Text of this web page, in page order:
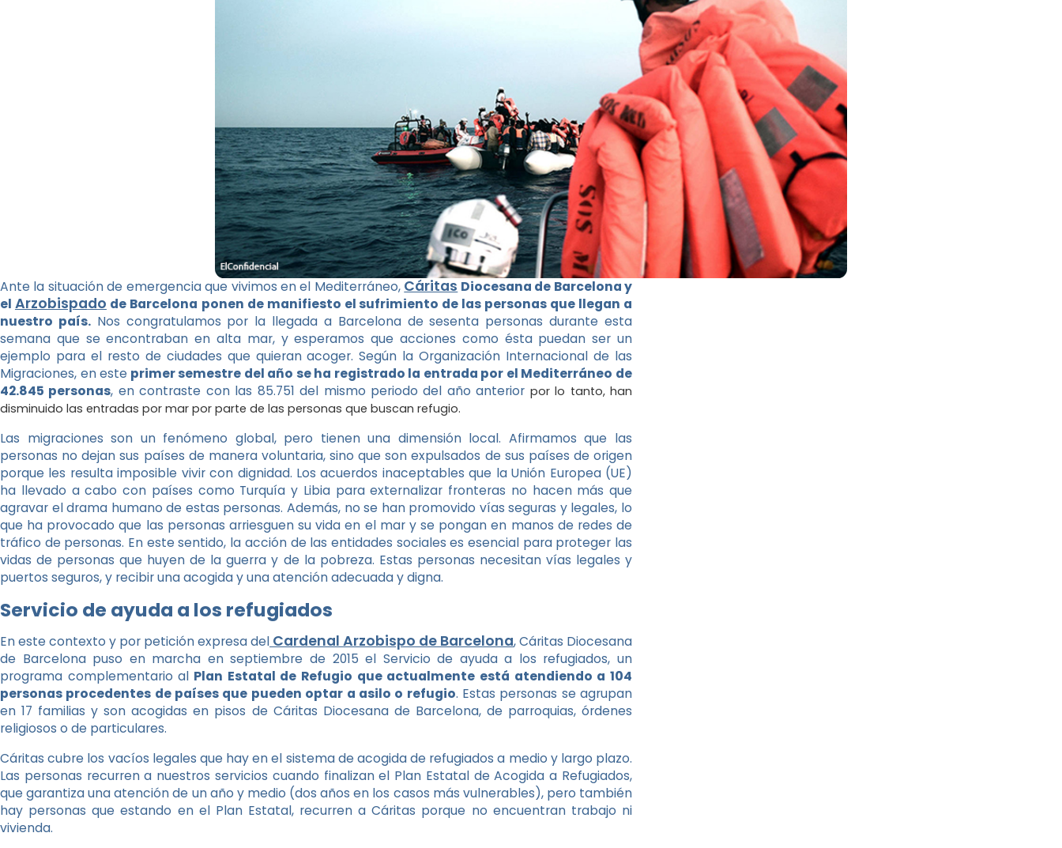
Ante la situación de emergencia que vivimos en el Mediterráneo, Cáritas Diocesana de Barcelona y
el Arzobispado de Barcelona ponen de manifiesto el sufrimiento de las personas que llegan a
nuestro país.Nos congratulamos por la llegada a Barcelona de sesenta personas durante esta
semana que se encontraban en alta mar, y esperamos que acciones como ésta puedan ser un
ejemplo para el resto de ciudades que quieran acoger. Según la Organización Internacional de las
Migraciones, en este primer semestre del año se ha registrado la entrada por el Mediterráneo de
42.845 personas, en contraste con las 85.751 del mismo periodo del año anterior por lo tanto, han
disminuido las entradas por mar por parte de las personas que buscan refugio.
Las migraciones son un fenómeno global, pero tienen una dimensión local. Afirmamos que las
personas no dejan sus países de manera voluntaria, sino que son expulsados de sus países de origen
porque les resulta imposible vivir con dignidad. Los acuerdos inaceptables que la Unión Europea (UE)
ha llevado a cabo con países como Turquía y Libia para externalizar fronteras no hacen más que
agravar el drama humano de estas personas. Además, no se han promovido vías seguras y legales, lo
que ha provocado que las personas arriesguen su vida en el mar y se pongan en manos de redes de
tráfico de personas. En este sentido, la acción de las entidades sociales es esencial para proteger las
vidas de personas que huyen de la guerra y de la pobreza. Estas personas necesitan vías legales y
puertos seguros, y recibir una acogida y una atención adecuada y digna.
Servicio de ayuda a los refugiados
En este contexto y por petición expresa del Cardenal Arzobispo de Barcelona, Cáritas Diocesana
de Barcelona puso en marcha en septiembre de 2015 el Servicio de ayuda a los refugiados, un
programa complementario al Plan Estatal de Refugio que actualmente está atendiendo a 104
personas procedentes de países que pueden optar a asilo o refugio. Estas personas se agrupan
en 17 familias y son acogidas en pisos de Cáritas Diocesana de Barcelona, de parroquias, órdenes
religiosos o de particulares.
Cáritas cubre los vacíos legales que hay en el sistema de acogida de refugiados a medio y largo plazo.
Las personas recurren a nuestros servicios cuando finalizan el Plan Estatal de Acogida a Refugiados,
que garantiza una atención de un año y medio (dos años en los casos más vulnerables), pero también
hay personas que estando en el Plan Estatal, recurren a Cáritas porque no encuentran trabajo ni
vivienda.